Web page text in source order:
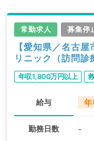
常勤求人 募集停
【愛知県／名古
リニック（訪問診
年収1,800万円以上
給与
勤務日数 -